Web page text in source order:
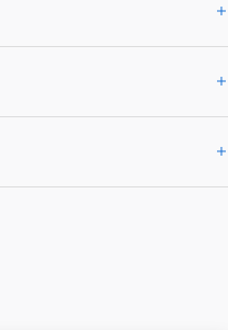
閉じる